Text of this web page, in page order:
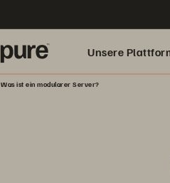
Unsere
Was ist ein modularer Server?